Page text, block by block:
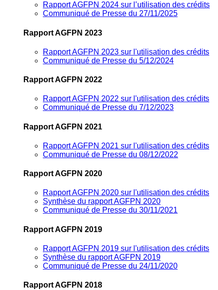
Rapport AGFPN 2024 sur l’utilisation des crédits
Communiqué de Presse du 27/11/2025
Rapport AGFPN 2023
Rapport AGFPN 2023 sur l'utilisation des crédits
Communiqué de Presse du 5/12/2024
Rapport AGFPN 2022
Rapport AGFPN 2022 sur l'utilisation des crédits
Communiqué de Presse du 7/12/2023
Rapport AGFPN 2021
Rapport AGFPN 2021 sur l'utilisation des crédits
Communiqué de Presse du 08/12/2022
Rapport AGFPN 2020
Rapport AGFPN 2020 sur l'utilisation des crédits
Synthèse du rapport AGFPN 2020
Communiqué de Presse du 30/11/2021
Rapport AGFPN 2019
Rapport AGFPN 2019 sur l'utilisation des crédits
Synthèse du rapport AGFPN 2019
Communiqué de Presse du 24/11/2020
Rapport AGFPN 2018